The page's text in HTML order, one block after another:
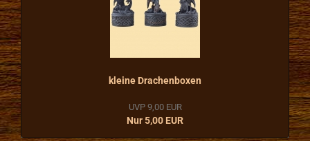
kleine Drachenboxen
UVP 9,00 EUR
Nur 5,00 EUR